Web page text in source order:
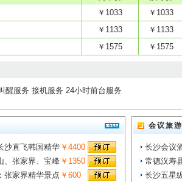
￥1033
￥1033
￥1133
￥1133
￥1575 ￥1575
醒服务 接机服务 24小时前台服务
沙直飞韩国精华 ￥4400
、张家界、宝峰 ￥1350
张家界精华景点 ￥600
会议旅
长沙会议
常德汉寿
长沙五星